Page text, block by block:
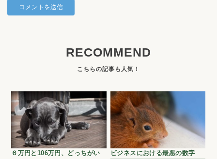
RECOMMEND
６万円と106万円、どっちがい
ビジネスにおける最悪の数字